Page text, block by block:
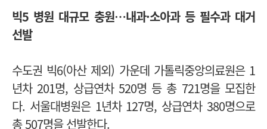
빅5 병원 대규모 충원…내과·소아과 등 필수과 대거
선발
수도권 빅6(아산 제외) 가운데 가톨릭중앙의료원은 1
년차 201명, 상급연차 520명 등 총 721명을 모집한
다. 서울대병원은 1년차 127명, 상급연차 380명으로
총 507명을 선발한다.